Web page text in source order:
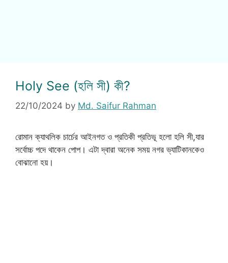
Holy See (হলি সী) কী?
22/10/2024 by Md. Saifur Rahman
রোমান ক্যাথলিক চার্চের আইনগত ও প্রতিকী প্রতিভূ হলো হলি সী,যার
সর্বোচ্চ পদে থাকেন পোপ। এটা দ্বারা অনেক সময় নগর ভ্যাটিকানকেও
বোঝানো হয়।